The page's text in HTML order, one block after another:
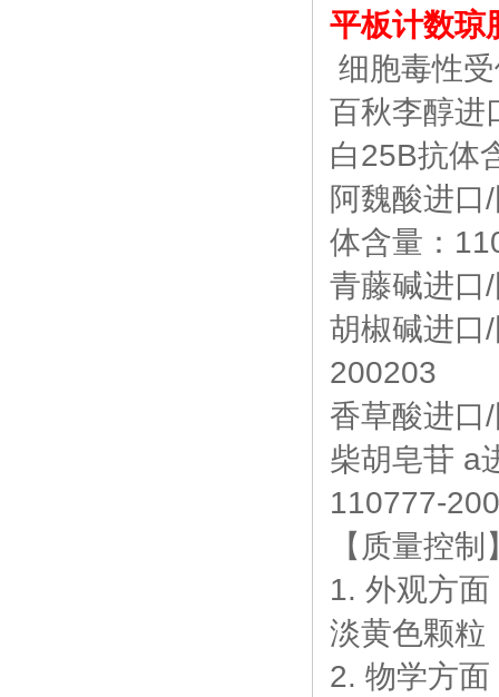
平板计数琼
细胞毒性
百秋李醇进
白25B抗体
阿魏酸进
体含量：
青藤碱进口
胡椒碱进口
200203
香草酸进口
柴胡皂苷 a
110777-
【质量控制
1. 外观方面
淡黄色颗粒
2. 物学方面